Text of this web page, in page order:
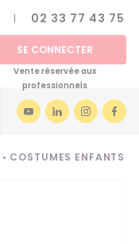
02 33 77 43 75
SE CONNECTER
Vente réservée aux
professionnels
• COSTUMES ENFANTS